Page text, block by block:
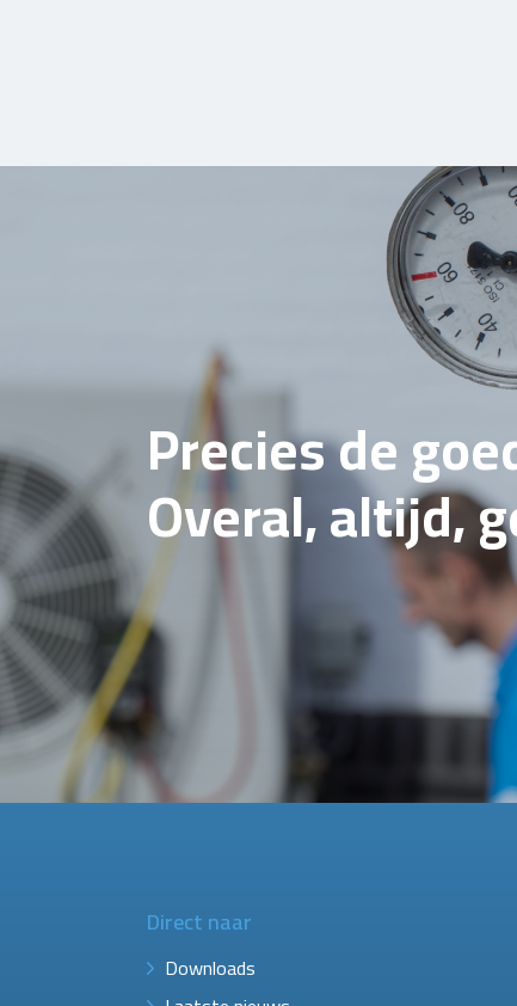
Precies de
Overal, altijd,
Direct naar
Downloads